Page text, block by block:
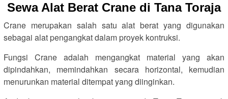
Sewa Alat Berat Crane di Tana Toraja
Crane merupakan salah satu alat berat yang digunakan
sebagai alat pengangkat dalam proyek kontruksi.
Fungsi Crane adalah mengangkat material yang akan
dipindahkan, memindahkan secara horizontal, kemudian
menurunkan material ditempat yang diinginkan.